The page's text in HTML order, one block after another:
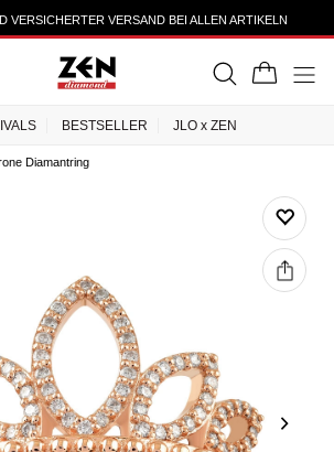
VERSICHERTER VERSAND BEI ALLEN ARTIKELN
BESTSELLER JLO x ZEN
Diamantring